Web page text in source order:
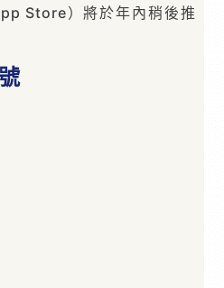
Store）將於年內稍後推